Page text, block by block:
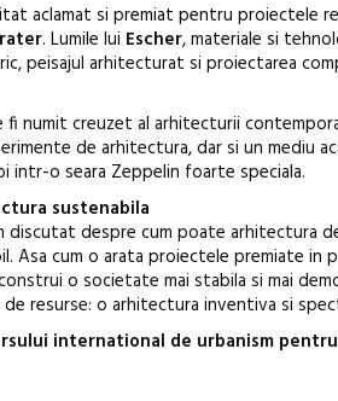
aclamat si premiat pentru proiectele
. Lumile lui Escher, materiale si
peisajul arhitecturat si proiectarea
fi numit creuzet al arhitecturii
de arhitectura, dar si un mediu
intr-o seara Zeppelin foarte speciala.
sustenabila
discutat despre cum poate arhitectura
Asa cum o arata proiectele premiate
o societate mai stabila si mai
resurse: o arhitectura inventiva si
international de urbanism